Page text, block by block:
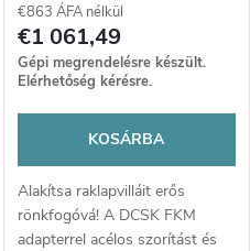
€863 ÁFA nélkül
€1 061,49
Gépi megrendelésre készült.
Elérhetőség kérésre.
KOSÁRBA
Alakítsa raklapvilláit erős
rönkfogóvá! A DCSK FKM
adapterrel acélos szorítást és